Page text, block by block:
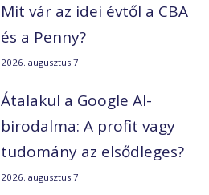
Mit vár az idei évtől a CBA
és a Penny?
2026. augusztus 7.
Átalakul a Google AI-
birodalma: A profit vagy
tudomány az elsődleges?
2026. augusztus 7.